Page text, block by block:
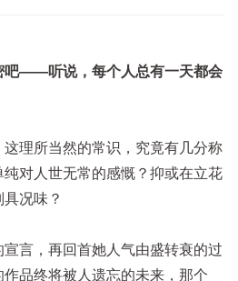
吧——听说，每个人总有一天都会
这理所当然的常识，究竟有几分称
对人世无常的感慨？抑或在立花
况味？
言，再回首她人气由盛转衰的过
品终将被人遗忘的未来，那个